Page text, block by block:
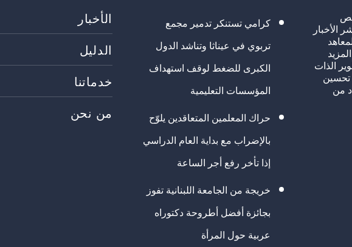
الأخبار
الذات
تحسين
من
كرامي تستنكر تدمير مجمع
تربوي في عيناثا وتناشد الدول
الكبرى للضغط لوقف استهداف
المؤسسات التعليمية
حراك المعلمين المتعاقدين يلوّح
بالإضراب مع بداية العام الدراسي
إذا تأخر رفع أجر الساعة
خريجة من الجامعة اللبنانية تفوز
بجائزة أفضل أطروحة دكتوراه
عربية حول المرأة
الأخبار
الدليل
خدماتنا
من نحن